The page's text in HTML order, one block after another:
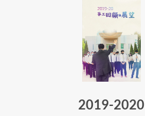
2019-2020